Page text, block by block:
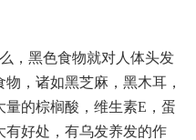
，黑色食物就对人体头发
，诸如黑芝麻，黑木耳，
的棕榈酸，维生素E，蛋
有好处，有乌发养发的作